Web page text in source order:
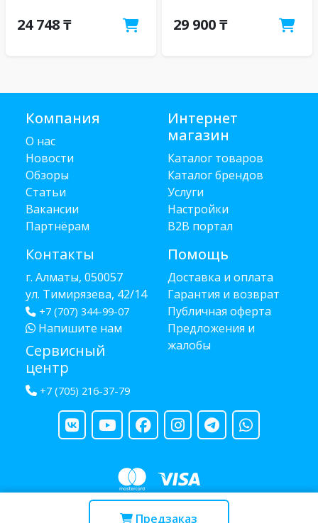
Предзаказ
24 748 ₸ 29 900 ₸
Компания
О нас
Новости
Обзоры
Статьи
Вакансии
Партнёрам
Контакты
г. Алматы, 050057
ул. Тимирязева, 42/14
+7 (707) 344-99-07
Напишите нам
Сервисный
центр
+7 (705) 216-37-79
Интернет
магазин
Каталог товаров
Каталог брендов
Услуги
Настройки
B2B портал
Помощь
Доставка и оплата
Гарантия и возврат
Публичная оферта
Предложения и
жалобы
Copyright © 2013 - 2026 RUBA - разработано